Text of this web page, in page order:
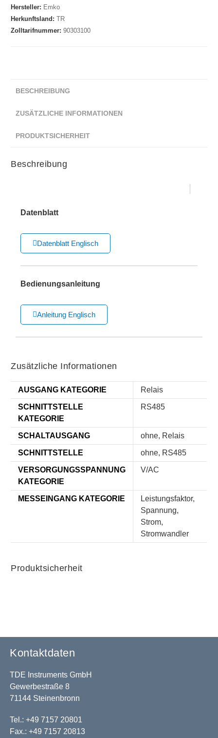
Hersteller: Emko
Herkunftsland:TR
Zolltarifnummer:90303100
BESCHREIBUNG
ZUSÄTZLICHE INFORMATIONEN
PRODUKTSICHERHEIT
Beschreibung
Datenblatt
Datenblatt Englisch
Bedienungsanleitung
Anleitung Englisch
Zusätzliche Informationen
AUSGANG KATEGORIE Relais
SCHNITTSTELLE
KATEGORIE
RS485
SCHALTAUSGANG ohne, Relais
SCHNITTSTELLE ohne, RS485
VERSORGUNGSSPANNUNG
KATEGORIE
V/AC
MESSEINGANG KATEGORIE
Leistungsfaktor,
Spannung,
Strom,
Stromwandler
Produktsicherheit
Kontaktdaten
TDE Instruments GmbH
Gewerbestraße 8
71144 Steinenbronn
Tel.: +49 7157 20801
Fax.: +49 7157 20813